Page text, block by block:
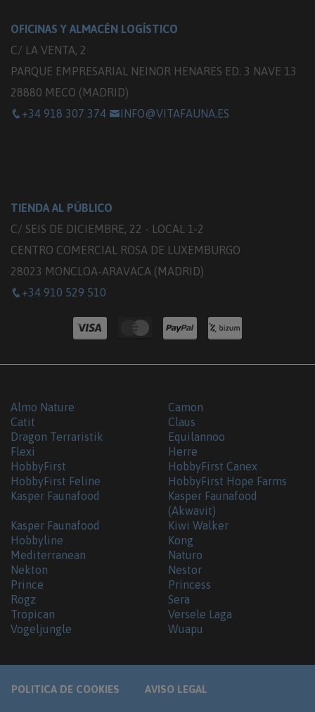
OFICINAS Y ALMACÉN LOGÍSTICO
C/ LA VENTA, 2
PARQUE EMPRESARIAL NEINOR HENARES ED. 3 NAVE 13
28880 MECO (MADRID)
+34 918 307 374
INFO@VITAFAUNA.ES
TIENDA AL PÚBLICO
C/ SEIS DE DICIEMBRE, 22 - LOCAL 1-2
CENTRO COMERCIAL ROSA DE LUXEMBURGO
28023 MONCLOA-ARAVACA (MADRID)
+34 910 529 510
Almo Nature
Camon
Catit
Claus
Dragon Terraristik
Equilannoo
Flexi
Herre
HobbyFirst
HobbyFirst Canex
HobbyFirst Feline
HobbyFirst Hope Farms
Kasper Faunafood
Kasper Faunafood
(Akwavit)
Kasper Faunafood
Hobbyline
Kiwi Walker
Kong
Mediterranean
Naturo
Nekton
Nestor
Prince
Princess
Rogz
Sera
Tropican
Versele Laga
Vogeljungle
Wuapu
POLITICA DE COOKIES AVISO LEGAL